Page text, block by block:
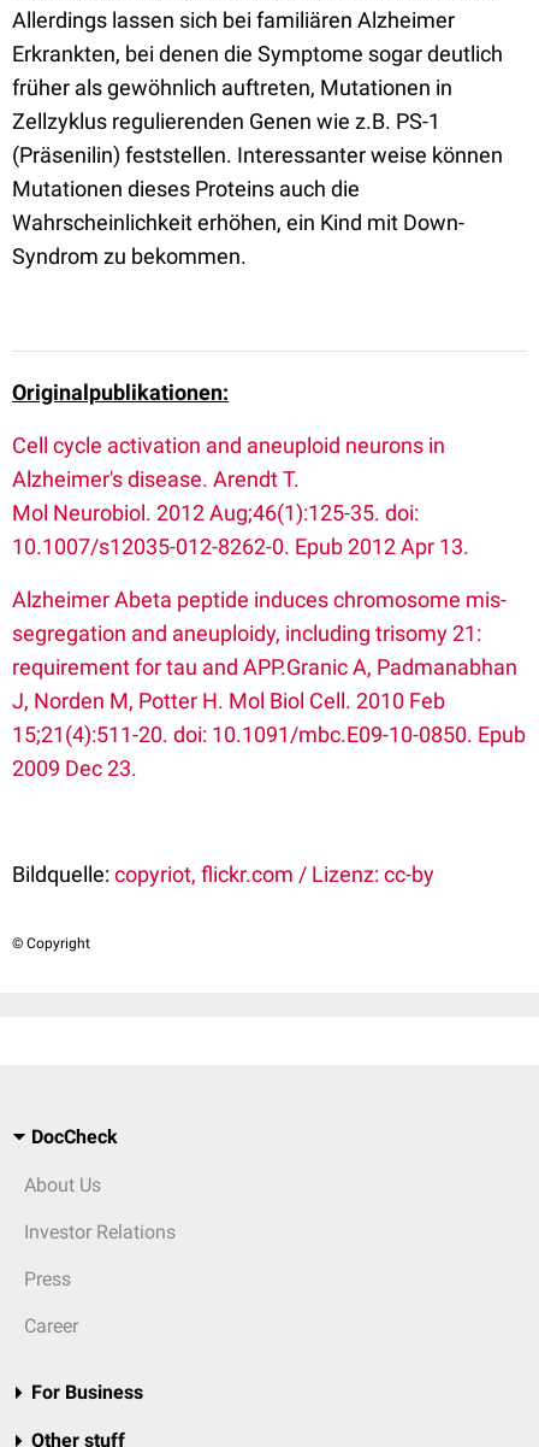
Allerdings lassen sich bei familiären Alzheimer
Erkrankten, bei denen die Symptome sogar deutlich
früher als gewöhnlich auftreten, Mutationen in
Zellzyklus regulierenden Genen wie z.B. PS-1
(Präsenilin) feststellen. Interessanter weise können
Mutationen dieses Proteins auch die
Wahrscheinlichkeit erhöhen, ein Kind mit Down-
Syndrom zu bekommen.
Originalpublikationen:
Cell cycle activation and aneuploid neurons in
Alzheimer's disease. Arendt T.
Mol Neurobiol. 2012 Aug;46(1):125-35. doi:
10.1007/s12035-012-8262-0. Epub 2012 Apr 13.
Alzheimer Abeta peptide induces chromosome mis-
segregation and aneuploidy, including trisomy 21:
requirement for tau and APP.Granic A, Padmanabhan
J, Norden M, Potter H. Mol Biol Cell. 2010 Feb
15;21(4):511-20. doi: 10.1091/mbc.E09-10-0850. Epub
2009 Dec 23.
Bildquelle:copyriot, flickr.com / Lizenz: cc-by
© Copyright
DocCheck
About Us
Investor Relations
Press
Career
For Business
Other stuff